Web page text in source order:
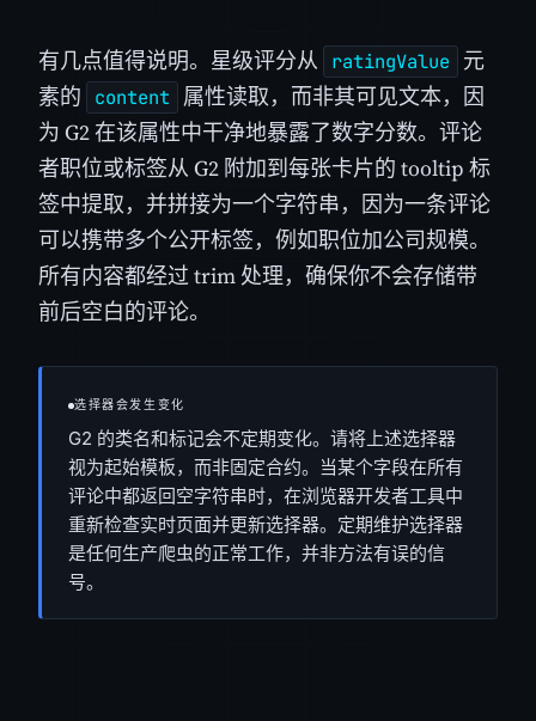
有几点值得说明。星级评分从 ratingValue
元
素的
content
属性读取，而非其可见文本，因
为 G2 在该属性中干净地暴露了数字分数。评论
者职位或标签从 G2 附加到每张卡片的 tooltip 标
签中提取，并拼接为一个字符串，因为一条评论
可以携带多个公开标签，例如职位加公司规模。
所有内容都经过 trim 处理，确保你不会存储带
前后空白的评论。
选择器会发生变化
G2 的类名和标记会不定期变化。请将上述选择器
视为起始模板，而非固定合约。当某个字段在所有
评论中都返回空字符串时，在浏览器开发者工具中
重新检查实时页面并更新选择器。定期维护选择器
是任何生产爬虫的正常工作，并非方法有误的信
号。